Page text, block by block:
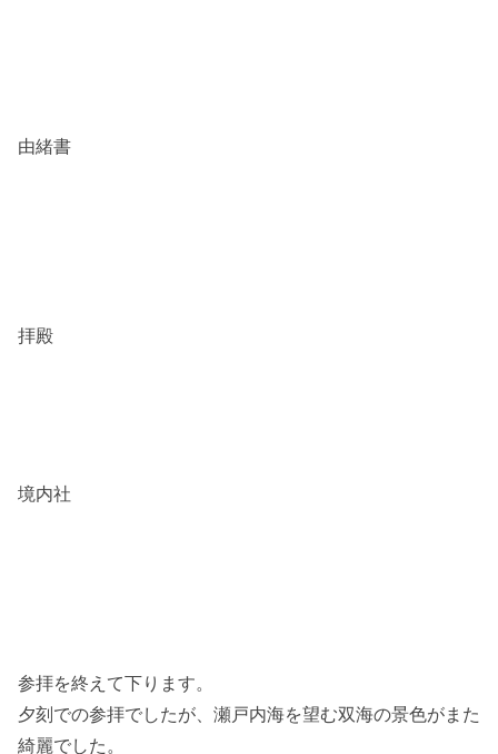
由緒書
拝殿
境内社
参拝を終えて下ります。
夕刻での参拝でしたが、瀬戸内海を望む双海の景色がまた
綺麗でした。